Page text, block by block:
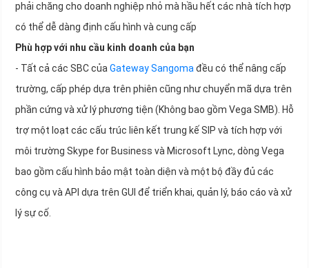
phải chăng cho doanh nghiệp nhỏ mà hầu hết các nhà tích hợp
có thể dễ dàng định cấu hình và cung cấp
Phù hợp với nhu cầu kinh doanh của bạn
- Tất cả các SBC của Gateway Sangoma đều có thể nâng cấp
trường, cấp phép dựa trên phiên cũng như chuyển mã dựa trên
phần cứng và xử lý phương tiện (Không bao gồm Vega SMB). Hỗ
trợ một loạt các cấu trúc liên kết trung kế SIP và tích hợp với
môi trường Skype for Business và Microsoft Lync, dòng Vega
bao gồm cấu hình bảo mật toàn diện và một bộ đầy đủ các
công cụ và API dựa trên GUI để triển khai, quản lý, báo cáo và xử
lý sự cố.